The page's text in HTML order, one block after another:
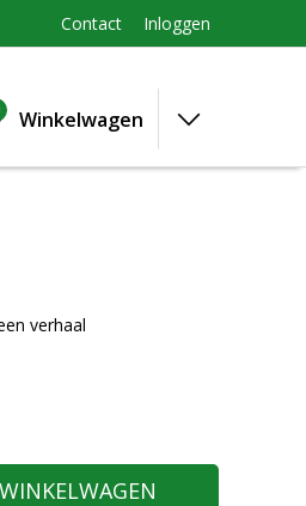
Contact Inloggen
Winkelwagen
verhaal